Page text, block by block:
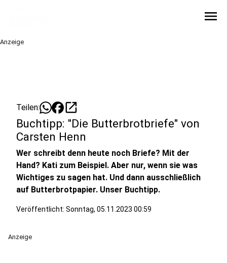
menu
Anzeige
Teilen: open_in_new
Buchtipp: "Die Butterbrotbriefe" von
Carsten Henn
Wer schreibt denn heute noch Briefe? Mit der
Hand? Kati zum Beispiel. Aber nur, wenn sie was
Wichtiges zu sagen hat. Und dann ausschließlich
auf Butterbrotpapier. Unser Buchtipp.
Veröffentlicht: Sonntag, 05.11.2023 00:59
Anzeige